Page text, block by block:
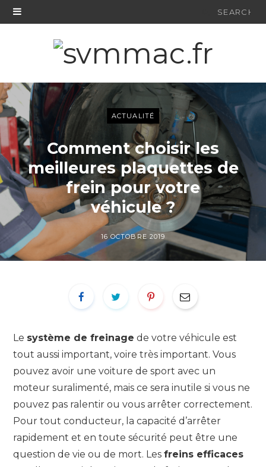
Search
ACTUALITÉ
Comment choisir les
meilleures plaquettes de
frein pour votre
véhicule ?
16 OCTOBRE 2019
Le système de freinage de votre véhicule est
tout aussi important, voire très important. Vous
pouvez avoir une voiture de sport avec un
moteur suralimenté, mais ce sera inutile si vous ne
pouvez pas ralentir ou vous arrêter correctement.
Pour tout conducteur, la capacité d’arrêter
rapidement et en toute sécurité peut être une
question de vie ou de mort. Les freins efficaces